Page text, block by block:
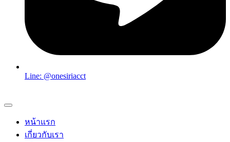
Line: @onesiriacct
หน้าแรก
เกี่ยวกับเรา